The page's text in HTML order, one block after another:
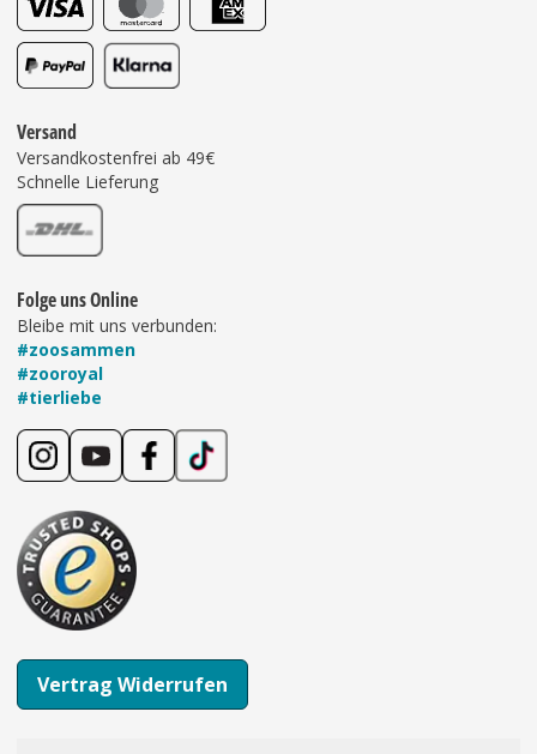
Versand
Versandkostenfrei ab 49€
Schnelle Lieferung
Folge uns Online
Bleibe mit uns verbunden:
#zoosammen
#zooroyal
#tierliebe
Vertrag Widerrufen